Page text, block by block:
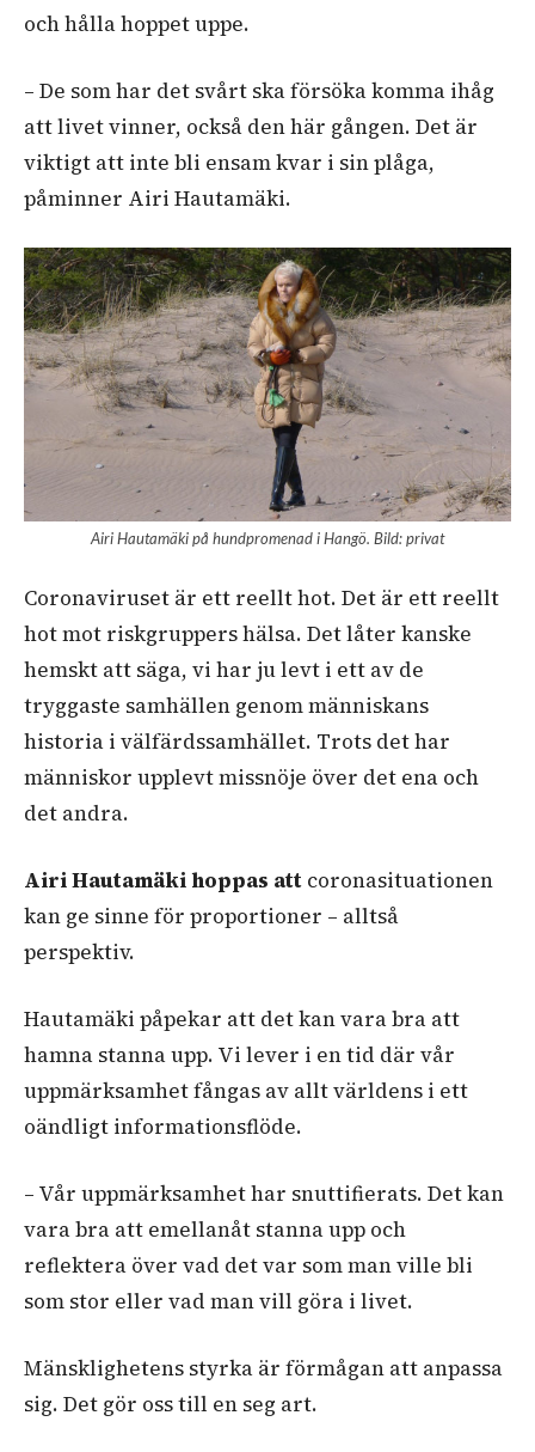
och hålla hoppet uppe.
– De som har det svårt ska försöka komma ihåg
att livet vinner, också den här gången. Det är
viktigt att inte bli ensam kvar i sin plåga,
påminner Airi Hautamäki.
Airi Hautamäki på hundpromenad i Hangö. Bild: privat
Coronaviruset är ett reellt hot. Det är ett reellt
hot mot riskgruppers hälsa. Det låter kanske
hemskt att säga, vi har ju levt i ett av de
tryggaste samhällen genom människans
historia i välfärdssamhället. Trots det har
människor upplevt missnöje över det ena och
det andra.
Airi Hautamäki hoppas att coronasituationen
kan ge sinne för proportioner – alltså
perspektiv.
Hautamäki påpekar att det kan vara bra att
hamna stanna upp. Vi lever i en tid där vår
uppmärksamhet fångas av allt världens i ett
oändligt informationsflöde.
– Vår uppmärksamhet har snuttifierats. Det kan
vara bra att emellanåt stanna upp och
reflektera över vad det var som man ville bli
som stor eller vad man vill göra i livet.
Mänsklighetens styrka är förmågan att anpassa
sig. Det gör oss till en seg art.